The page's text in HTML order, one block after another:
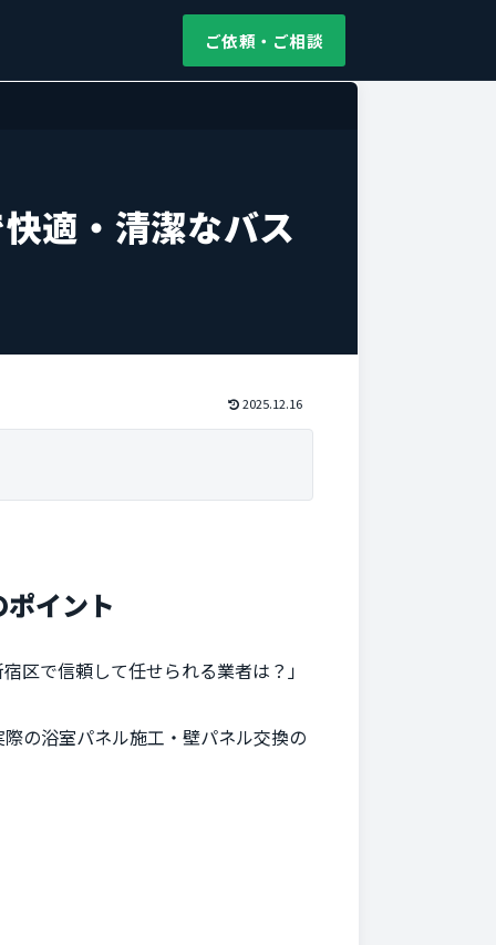
ご依頼・ご相談
適・清潔なバス
2025.12.16
イント
区で信頼して任せられる業者は？」
の浴室パネル施工・壁パネル交換の